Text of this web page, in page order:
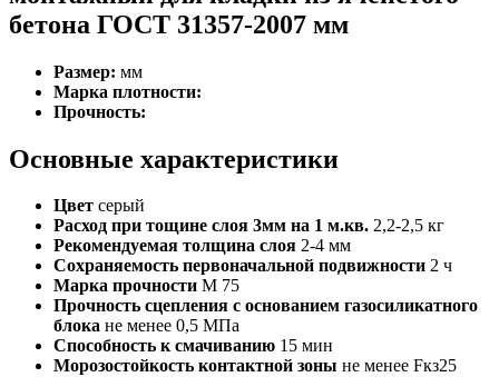
бетона ГОСТ 31357-2007 мм
Размер: мм
Марка плотности:
Прочность:
Основные характеристики
Цвет серый
Расход при тощине слоя 3мм на 1 м.кв. 2,2-2,5 кг
Рекомендуемая толщина слоя 2-4 мм
Сохраняемость первоначальной подвижности 2 ч
Марка прочности М 75
Прочность сцепления с основанием газосиликатного
блока не менее 0,5 МПа
Способность к смачиванию 15 мин
Морозостойкость контактной зоны не менее Fкз25